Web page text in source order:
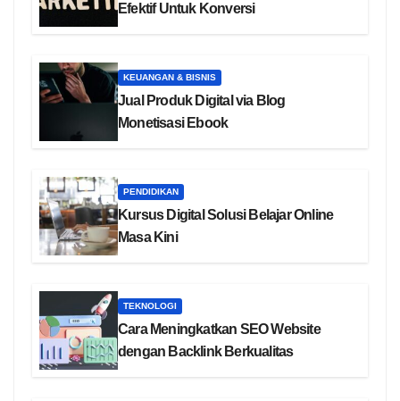
Efektif Untuk Konversi
KEUANGAN & BISNIS
Jual Produk Digital via Blog
Monetisasi Ebook
PENDIDIKAN
Kursus Digital Solusi Belajar Online
Masa Kini
TEKNOLOGI
Cara Meningkatkan SEO Website
dengan Backlink Berkualitas